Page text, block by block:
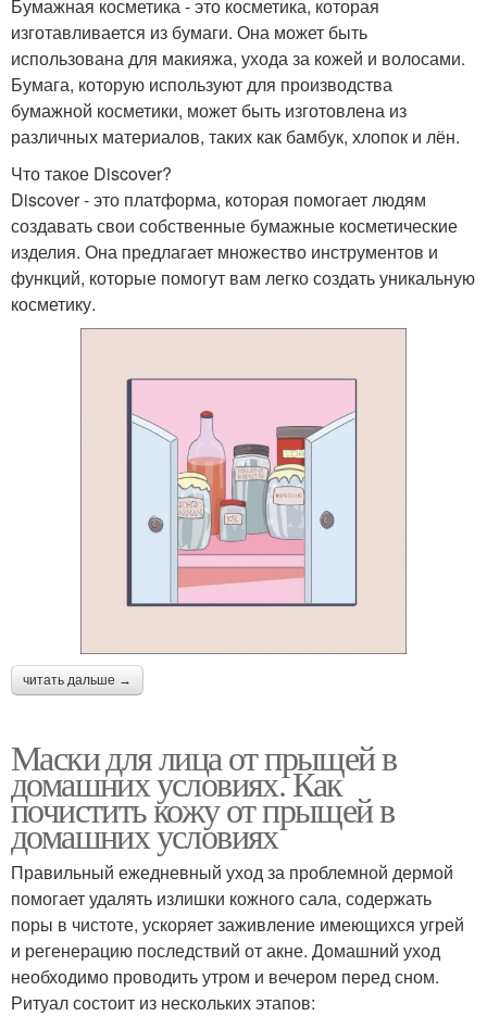
Бумажная косметика - это косметика, которая
изготавливается из бумаги. Она может быть
использована для макияжа, ухода за кожей и волосами.
Бумага, которую используют для производства
бумажной косметики, может быть изготовлена из
различных материалов, таких как бамбук, хлопок и лён.
Что такое Discover?
Discover - это платформа, которая помогает людям
создавать свои собственные бумажные косметические
изделия. Она предлагает множество инструментов и
функций, которые помогут вам легко создать уникальную
косметику.
читать дальше →
Маски для лица от прыщей в
домашних условиях. Как
почистить кожу от прыщей в
домашних условиях
Правильный ежедневный уход за проблемной дермой
помогает удалять излишки кожного сала, содержать
поры в чистоте, ускоряет заживление имеющихся угрей
и регенерацию последствий от акне. Домашний уход
необходимо проводить утром и вечером перед сном.
Ритуал состоит из нескольких этапов: